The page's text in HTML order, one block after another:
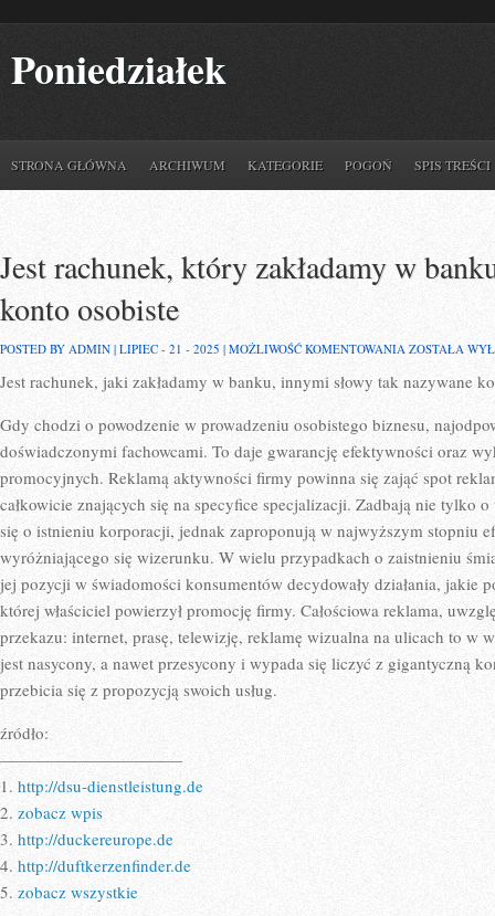
Poniedziałek
STRONA GŁÓWNA ARCHIWUM KATEGORIE POGOŃ SPIS TREŚCI
Jest rachunek, który zakładamy w
konto osobiste
POSTED BY ADMIN | LIPIEC - 21 - 2025 | MOŻLIWOŚĆ KOMENTOWANIA JEST
KTÓRY
ZAKŁADAMY
BANKU,
CZYLI
NAZYWANE
KONTO
OSOBISTE
ZOSTAŁA
Jest rachunek, jaki zakładamy w banku, innymi słowy tak nazywane
Gdy chodzi o powodzenie w prowadzeniu osobistego biznesu,
doświadczonymi fachowcami. To daje gwarancję efektywności oraz
promocyjnych. Reklamą aktywności firmy powinna się zająć spot
całkowicie znających się na specyfice specjalizacji. Zadbają nie tylko
się o istnieniu korporacji, jednak zaproponują w najwyższym stopniu
wyróżniającego się wizerunku. W wielu przypadkach o zaistnieniu
jej pozycji w świadomości konsumentów decydowały działania, jakie
której właściciel powierzył promocję firmy. Całościowa reklama,
przekazu: internet, prasę, telewizję, reklamę wizualna na ulicach to w
jest nasycony, a nawet przesycony i wypada się liczyć z gigantyczną
przebicia się z propozycją swoich usług.
źródło:
———————————
1. http://dsu-dienstleistung.de
2. zobacz wpis
3. http://duckereurope.de
4. http://duftkerzenfinder.de
5. zobacz wszystkie